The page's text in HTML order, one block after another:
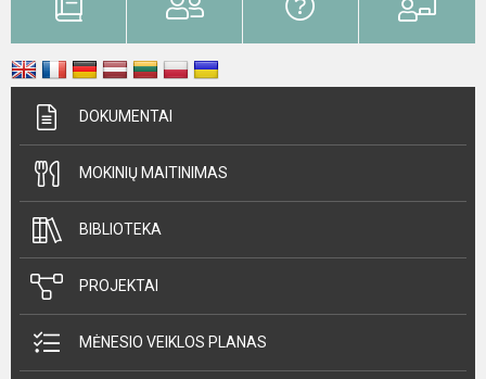
DOKUMENTAI
MOKINIŲ MAITINIMAS
BIBLIOTEKA
PROJEKTAI
MĖNESIO VEIKLOS PLANAS